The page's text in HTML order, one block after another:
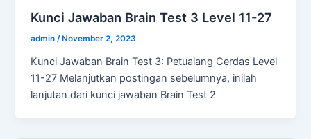
Kunci Jawaban Brain Test 3 Level 11-27
admin/ November 2, 2023
Kunci Jawaban Brain Test 3: Petualang Cerdas Level
11-27 Melanjutkan postingan sebelumnya, inilah
lanjutan dari kunci jawaban Brain Test 2